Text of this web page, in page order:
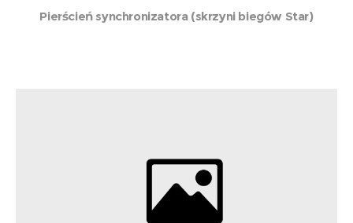
Pierścień synchronizatora (skrzyni biegów Star)